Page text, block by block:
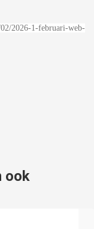
2026-1-februari-web-
ook